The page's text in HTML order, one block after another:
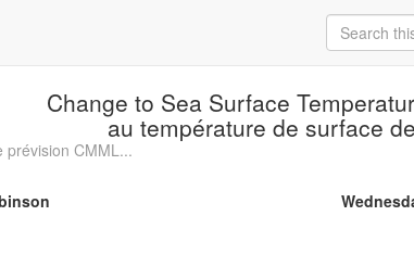
Change to Sea Surface
au température de surface
prévision CMML...